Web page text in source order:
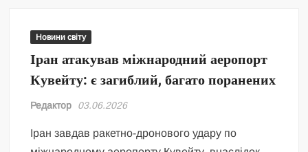
Новини світу
Іран атакував міжнародний аеропорт
Кувейту: є загиблий, багато поранених
Редактор 03.06.2026
Іран завдав ракетно-дронового удару по